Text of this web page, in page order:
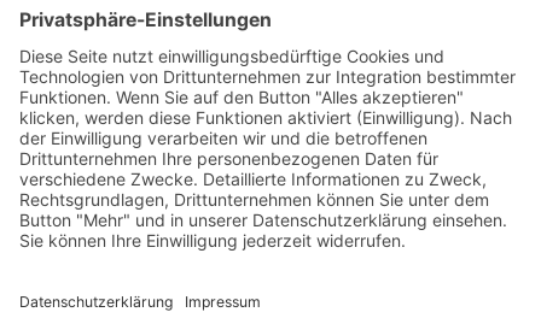
Halbmarathon-Trainingsplan für „Anfänger“
Plank-Challenge: Deine persönliche Herausforderung
Grundlagentraining Laufen oder der Beginn der neuen
Laufsaison
Fitnessband Übungen für mehr Kraft
Langsam Laufen im Training
Mit Treppentraining und Treppenlaufen zu Ausdauer und
Kraft
Lauftraining: Fahrtspiel
Lauftempo steigern und verbessern